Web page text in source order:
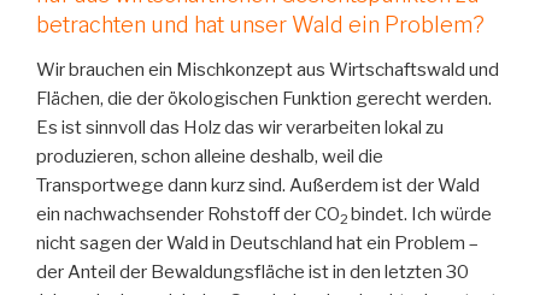
betrachten und hat unser Wald ein Problem?
Wir brauchen ein Mischkonzept aus Wirtschaftswald und
Flächen, die der ökologischen Funktion gerecht werden.
Es ist sinnvoll das Holz das wir verarbeiten lokal zu
produzieren, schon alleine deshalb, weil die
Transportwege dann kurz sind. Außerdem ist der Wald
ein nachwachsender Rohstoff der CO2 bindet. Ich würde
nicht sagen der Wald in Deutschland hat ein Problem –
der Anteil der Bewaldungsfläche ist in den letzten 30